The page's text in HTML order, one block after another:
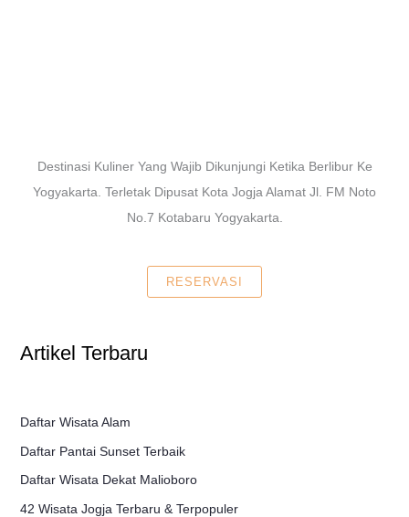
Destinasi Kuliner Yang Wajib Dikunjungi Ketika Berlibur Ke
Yogyakarta. Terletak Dipusat Kota Jogja Alamat Jl. FM Noto
No.7 Kotabaru Yogyakarta.
RESERVASI
Artikel Terbaru
Daftar Wisata Alam
Daftar Pantai Sunset Terbaik
Daftar Wisata Dekat Malioboro
42 Wisata Jogja Terbaru & Terpopuler